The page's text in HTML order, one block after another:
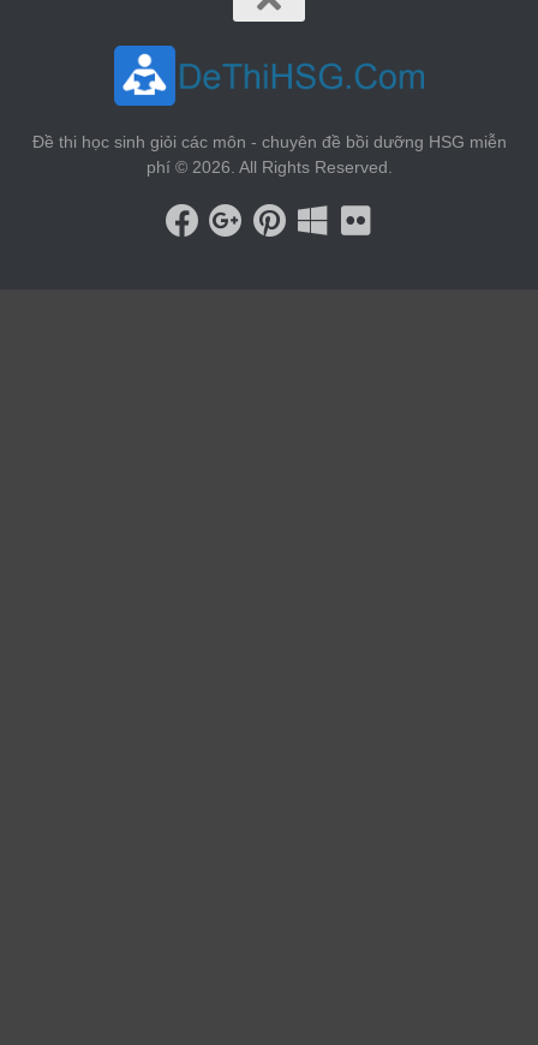
Đề thi học sinh giỏi các môn - chuyên đề bồi dưỡng HSG miễn
phí © 2026. All Rights Reserved.